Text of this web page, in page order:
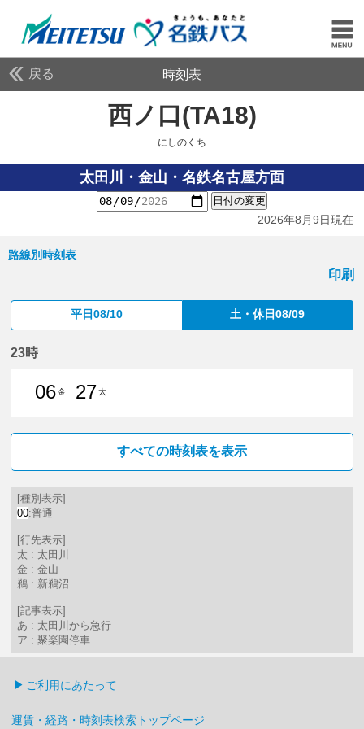
戻る 時刻表
西ノ口(TA18)
にしのくち
太田川・金山・名鉄名古屋方面
日付の変更
2026年8月9日現在
路線別時刻表
印刷
平日08/10 土・休日08/09
23時
06金
27太
すべての時刻表を表示
[種別表示]
00:普通
[行先表示]
太 : 太田川
金 : 金山
鵜 : 新鵜沼
[記事表示]
あ : 太田川から急行
ア : 聚楽園停車
ご利用にあたって
運賃・経路・時刻表検索トップページ